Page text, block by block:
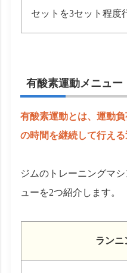
セットを3セット程度
有酸素運動メニュー
有酸素運動とは、運動
の時間を継続して行え
ジムのトレーニングマ
ューを2つ紹介します。
ランニ